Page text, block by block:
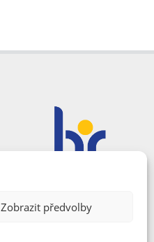
Zobrazit předvolby